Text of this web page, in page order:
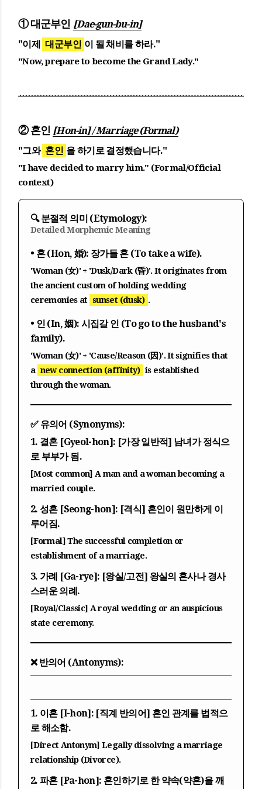
① 대군부인 [Dae-gun-bu-in]
"이제 대군부인 이 될 채비를 하라."
"Now, prepare to become the Grand Lady."
② 혼인 [Hon-in] / Marriage (Formal)
"그와 혼인 을 하기로 결정했습니다."
"I have decided to marry him." (Formal/Official
context)
🔍 분절적 의미 (Etymology):
Detailed Morphemic Meaning
• 혼 (Hon, 婚): 장가들 혼 (To take a wife).
'Woman (女)' + 'Dusk/Dark (昏)'. It originates from
the ancient custom of holding wedding
ceremonies at sunset (dusk) .
• 인 (In, 姻): 시집갈 인 (To go to the husband's
family).
'Woman (女)' + 'Cause/Reason (因)'. It signifies that
a new connection (affinity) is established
through the woman.
✅ 유의어 (Synonyms):
1. 결혼 [Gyeol-hon]: [가장 일반적] 남녀가 정식으
로 부부가 됨.
[Most common] A man and a woman becoming a
married couple.
2.성혼 [Seong-hon]: [격식] 혼인이 원만하게 이
루어짐.
[Formal] The successful completion or
establishment of a marriage.
3. 가례 [Ga-rye]: [왕실/고전] 왕실의 혼사나 경사
스러운 의례.
[Royal/Classic] A royal wedding or an auspicious
state ceremony.
❌ 반의어 (Antonyms):
1. 이혼 [I-hon]: [직계 반의어] 혼인 관계를 법적으
로 해소함.
[Direct Antonym] Legally dissolving a marriage
relationship (Divorce).
2.파혼 [Pa-hon]: 혼인하기로 한 약속(약혼)을 깨